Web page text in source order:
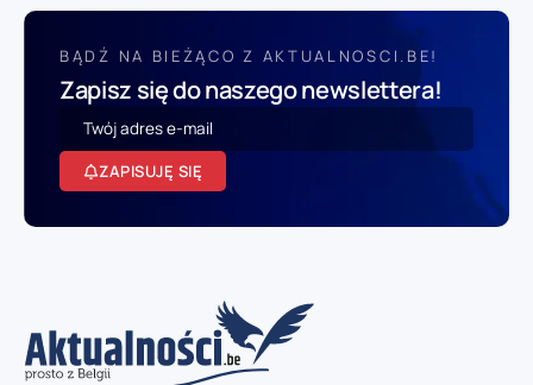
BĄDŹ NA BIEŻĄCO Z AKTUALNOSCI.BE!
Zapisz się do naszego newslettera!
ZAPISUJĘ SIĘ